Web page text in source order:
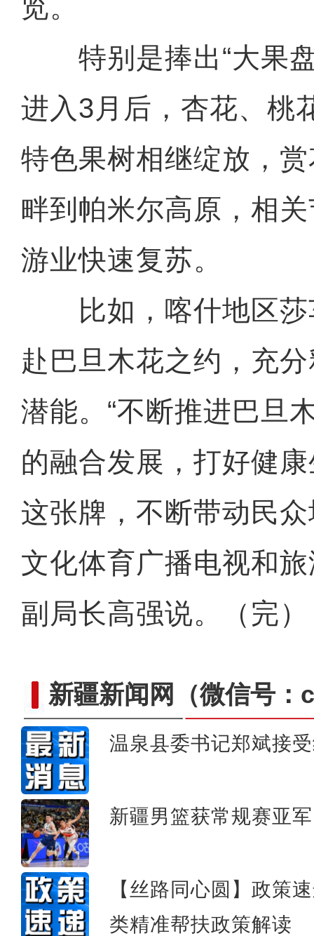
览。
特别是捧出“大果盘
进入3月后，杏花、桃
特色果树相继绽放，
畔到帕米尔高原，相
游业快速复苏。
比如，喀什地区莎
赴巴旦木花之约，充
潜能。“不断推进巴旦
的融合发展，打好健
这张牌，不断带动民
文化体育广播电视和
副局长高强说。（完）
新疆新闻网 （微信号
温泉县委书记郑斌接
新疆男篮获常规赛亚
【丝路同心圆】政策
类精准帮扶政策解读
新疆乌伦古湖：百余只
新疆温宿：环城坎坡生态